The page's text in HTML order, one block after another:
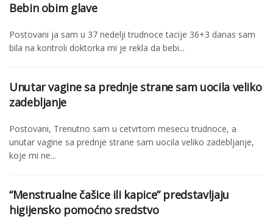
Bebin obim glave
Postovani ja sam u 37 nedelji trudnoce tacije 36+3 danas sam
bila na kontroli doktorka mi je rekla da bebi...
Unutar vagine sa prednje strane sam uocila veliko
zadebljanje
Postovani, Trenutno sam u cetvrtom mesecu trudnoce, a
unutar vagine sa prednje strane sam uocila veliko zadebljanje,
koje mi ne...
“Menstrualne čašice ili kapice” predstavljaju
higijensko pomoćno sredstvo